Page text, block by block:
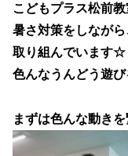
こどもプラス松前教
暑さ対策をしなが
取り組んでいます☆
色んなうんどう遊
まずは色んな動き